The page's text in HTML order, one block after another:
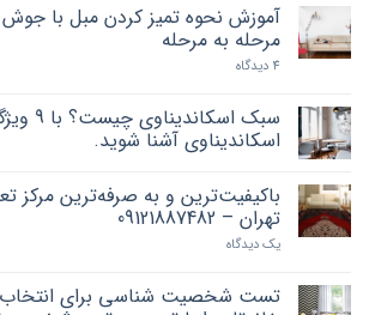
آموزش نحوه تمیز کردن مبل با
مرحله به مرحله
4 دیدگاه
سبک
اسکاندیناوی آشنا شوید.
باکیفیت‌ترین و به صرفه‌ترین مرکز
تهران – 09121887482
یک دیدگاه
تست شخصیت شناسی برای انتخاب